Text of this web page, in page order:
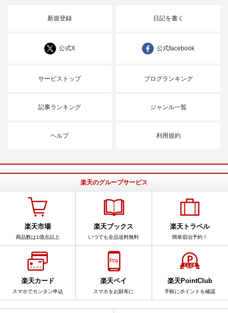
新規登録 日記を書く
公式X 公式facebook
サービストップ ブログランキング
記事ランキング ジャンル一覧
ヘルプ 利用規約
楽天のグループサービス
楽天市場
商品数は1億点以上
楽天ブックス
いつでも全品送料無料
楽天トラベル
簡単宿泊予約！
楽天カード
スマホでカンタン申込
楽天ペイ
スマホをお財布に
楽天PointClub
手軽にポイントを確認